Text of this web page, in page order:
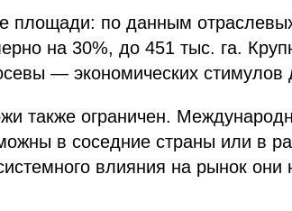
площади: по данным
на 30%, до 451 тыс. га.
— экономических стимулов
также ограничен.
в соседние страны или в
влияния на рынок они